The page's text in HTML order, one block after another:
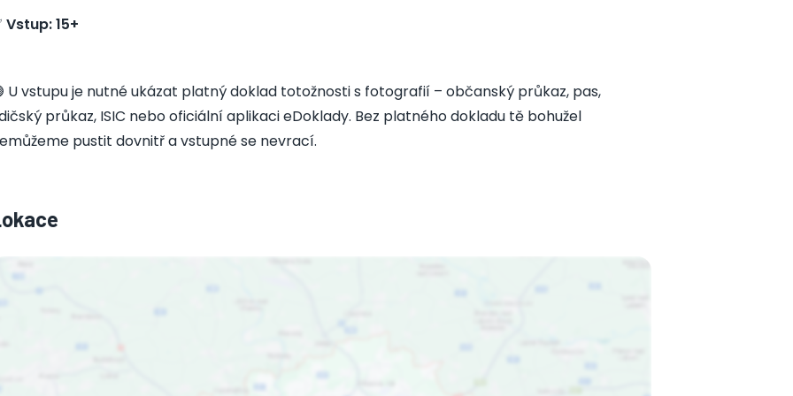
Vstup: 15+
U vstupu je nutné ukázat platný doklad totožnosti s fotografií – občanský průkaz, pas,
průkaz, ISIC nebo oficiální aplikaci eDoklady. Bez platného dokladu tě bohužel
pustit dovnitř a vstupné se nevrací.